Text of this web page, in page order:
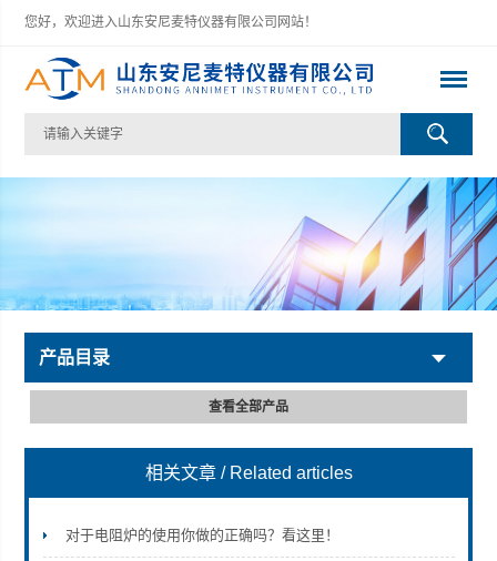
您好，欢迎进入山东安尼麦特仪器有限公司网站！
产品目录
查看全部产品
相关文章 / Related articles
对于电阻炉的使用你做的正确吗？看这里！